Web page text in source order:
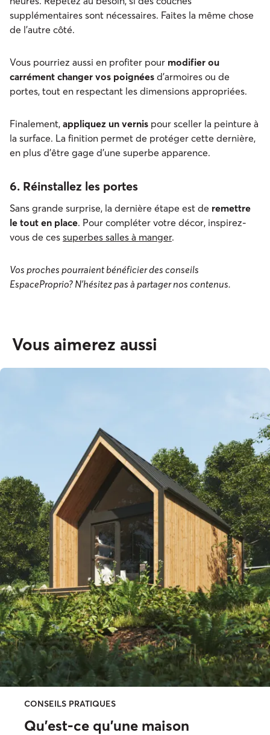
supplémentaires sont nécessaires. Faites la même chose
de l’autre côté.
Vous pourriez aussi en profiter pour modifier ou
carrément changer vos poignées d’armoires ou de
portes, tout en respectant les dimensions appropriées.
Finalement, appliquez un vernis pour sceller la peinture à
la surface. La finition permet de protéger cette dernière,
en plus d’être gage d’une superbe apparence.
6. Réinstallez les portes
Sans grande surprise, la dernière étape est de remettre
le tout en place. Pour compléter votre décor, inspirez-
vous de ces superbes salles à manger.
Vos proches pourraient bénéficier des conseils
EspaceProprio? N'hésitez pas à partager nos contenus.
Vous aimerez aussi
CONSEILS PRATIQUES
Qu’est-ce qu’une maison